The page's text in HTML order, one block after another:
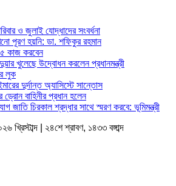
ও জুলাই যোদ্ধাদের সংবর্ধনা
পূরণ হয়নি: ডা. শফিকুর রহমান
কাজ করবেন
খুলেছে উদ্বোধন করলেন প্রধানমন্ত্রী
লুক
দুর্দান্ত অ্যাসিস্টে সান্তোস
ড্রোন বাহিনীর প্রধান হলেন
জাতি চিরকাল শ্রদ্ধার সাথে স্মরণ করবে: ভূমিমন্ত্রী
| ২৪শে শ্রাবণ, ১৪৩৩ বঙ্গাব্দ